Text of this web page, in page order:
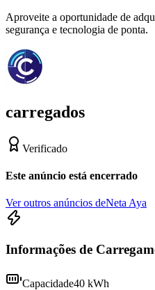
Aproveite a oportunidade de
segurança e tecnologia de ponta.
carregados
Verificado
Este anúncio está encerrado
Ver outros anúncios deNeta Aya
Informações de
Capacidade40 kWh